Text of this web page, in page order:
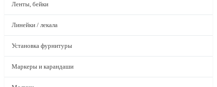
Ленты, бейки
Линейки / лекала
Установка фурнитуры
Маркеры и карандаши